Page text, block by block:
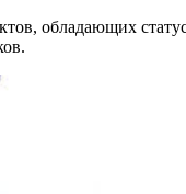
обладающих